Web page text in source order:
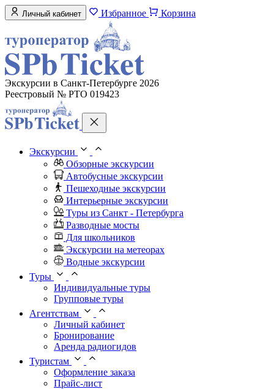
Личный кабинет Избранное Корзина
Экскурсии в Санкт-Петербурге 2026
Реестровый № РТО 019423
Экскурсии
Обзорные экскурсии
Автобусные экскурсии
Пешеходные экскурсии
Интерьерные экскурсии
Туры из Санкт - Петербурга
Разводные мосты
Для школьников
Экскурсии на метеорах
Водные экскурсии
Туры
Индивидуальные туры
Групповые туры
Агентствам
Личный кабинет
Бронирование
Аренда радиогидов
Туристам
Оформление заказа
Прайс-лист